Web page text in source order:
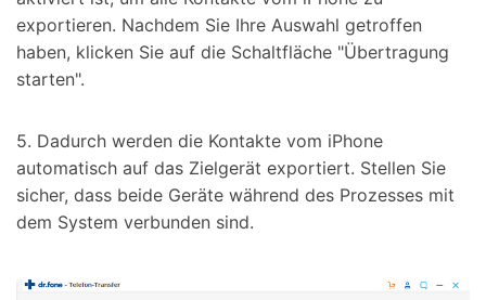
exportieren. Nachdem Sie Ihre Auswahl getroffen
haben, klicken Sie auf die Schaltfläche "Übertragung
starten".
5. Dadurch werden die Kontakte vom iPhone
automatisch auf das Zielgerät exportiert. Stellen Sie
sicher, dass beide Geräte während des Prozesses mit
dem System verbunden sind.